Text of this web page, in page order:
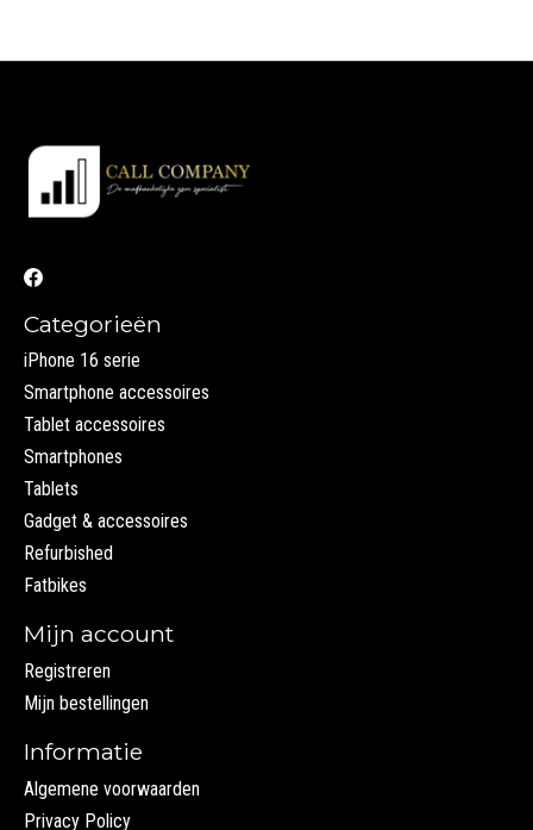
Categorieën
iPhone 16 serie
Smartphone accessoires
Tablet accessoires
Smartphones
Tablets
Gadget & accessoires
Refurbished
Fatbikes
Mijn account
Registreren
Mijn bestellingen
Informatie
Algemene voorwaarden
Privacy Policy